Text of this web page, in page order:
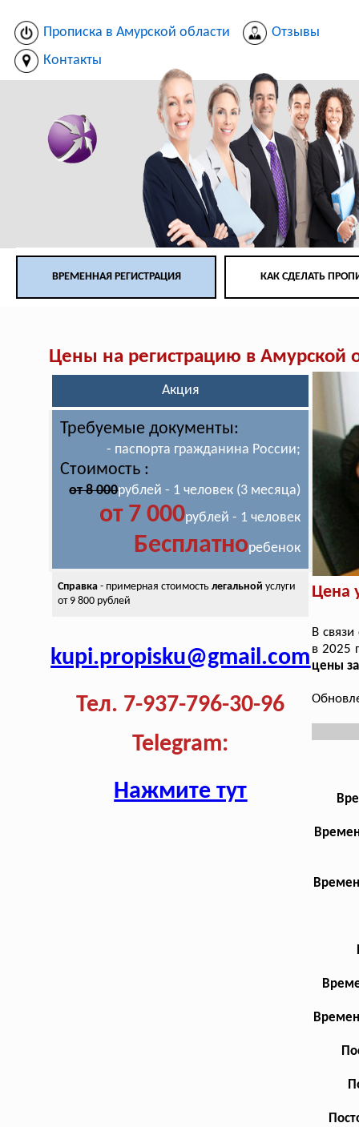
Прописка в Амурской области
Отзывы
Контакты
ВРЕМЕННАЯ РЕГИСТРАЦИЯ КАК СДЕЛАТЬ
Цены на регистрацию в Амурской
Акция
Требуемые документы:
- паспорта гражданина России;
Стоимость :
от 8 000рублей - 1 человек (3 месяца)
от 7 000рублей - 1 человек
Бесплатноребенок
Справка- примерная стоимость легальной услуги
от 9 800 рублей
kupi.propisku@gmail.com
Тел. 7-937-796-30-96
Telegram:
Нажмите тут
Цена
В
в 2025
цены